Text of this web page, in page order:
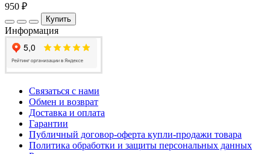
950 ₽
Купить
Информация
Связаться с нами
Обмен и возврат
Доставка и оплата
Гарантии
Публичный договор-оферта купли-продажи товара
Политика обработки и защиты персональных данных